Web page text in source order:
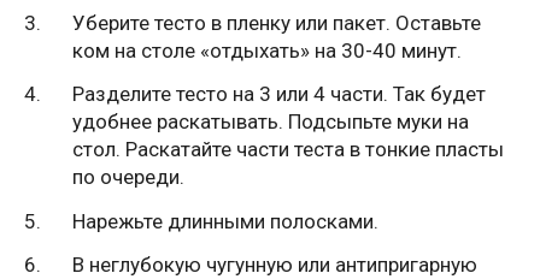
Уберите тесто в пленку или пакет. Оставьте
ком на столе «отдыхать» на 30-40 минут.
Разделите тесто на 3 или 4 части. Так будет
удобнее раскатывать. Подсыпьте муки на
стол. Раскатайте части теста в тонкие пласты
по очереди.
Нарежьте длинными полосками.
В неглубокую чугунную или антипригарную